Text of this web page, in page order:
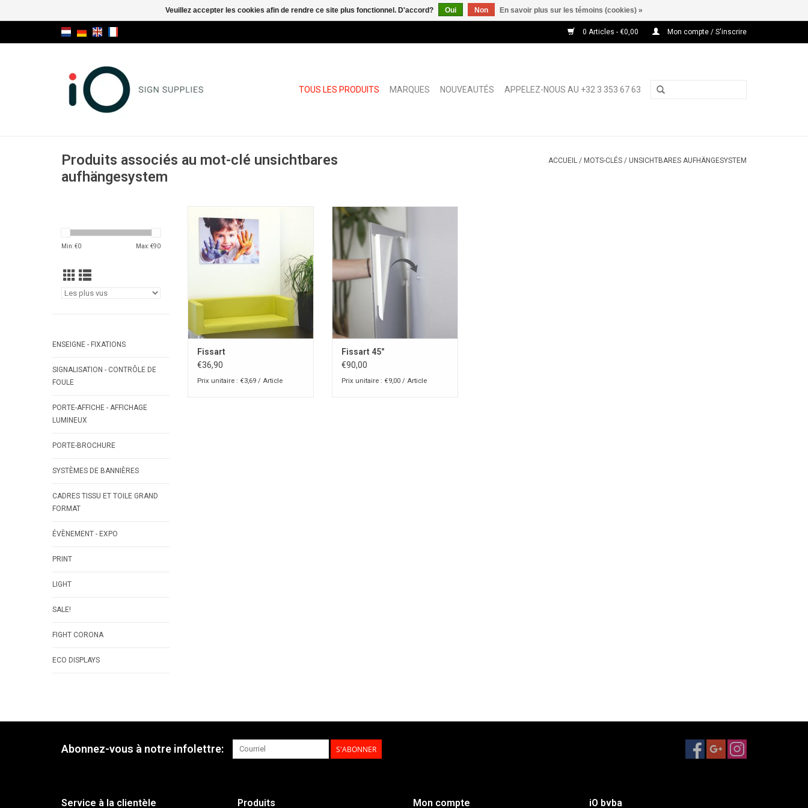
0 Articles - €0,00 Mon compte / S'inscrire
TOUS LES PRODUITS MARQUES NOUVEAUTÉS APPELEZ-NOUS AU +32 3 353 67 63
Produits associés au mot-clé unsichtbares
aufhängesystem
ACCUEIL / MOTS-CLÉS / UNSICHTBARES AUFHÄNGESYSTEM
Min: €0 Max: €90
ENSEIGNE - FIXATIONS
SIGNALISATION - CONTRÔLE DE
FOULE
PORTE-AFFICHE - AFFICHAGE
LUMINEUX
PORTE-BROCHURE
SYSTÈMES DE BANNIÈRES
CADRES TISSU ET TOILE GRAND
FORMAT
ÉVÈNEMENT - EXPO
PRINT
LIGHT
SALE!
FIGHT CORONA
ECO DISPLAYS
invisible
AJOUTER AU PANIER
Fissart
€36,90
Prix unitaire : €3,69 / Article
Fissart système de suspension
invisible
AJOUTER AU PANIER
Fissart 45°
€90,00
Prix unitaire : €9,00 / Article
Abonnez-vous à notre infolettre: S'ABONNER
Service à la clientèle Produits Mon compte iO bvba
Veuillez accepter les cookies afin de rendre ce site plus fonctionnel. D'accord? Oui Non En savoir plus sur les témoins (cookies) »